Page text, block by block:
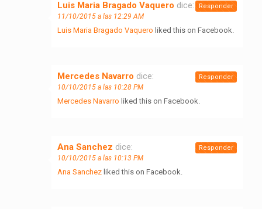
Luis Maria Bragado Vaquero dice:
11/10/2015 a las 12:29 AM
Luis Maria Bragado Vaquero liked this on Facebook.
Responder
Mercedes Navarro dice:
10/10/2015 a las 10:28 PM
Mercedes Navarro liked this on Facebook.
Responder
Ana Sanchez dice:
10/10/2015 a las 10:13 PM
Ana Sanchez liked this on Facebook.
Responder